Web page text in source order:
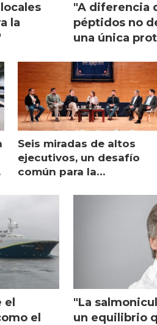
la
"A diferencia
péptidos no
una única
Seis miradas de altos
ejecutivos, un desafío
común para la
el
el
"La
un equilibrio